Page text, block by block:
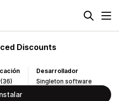
Discounts
(36)
Desarrollador
Singleton software